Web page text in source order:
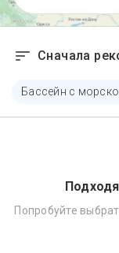
Сначала
Бассейн с
Попробуйте